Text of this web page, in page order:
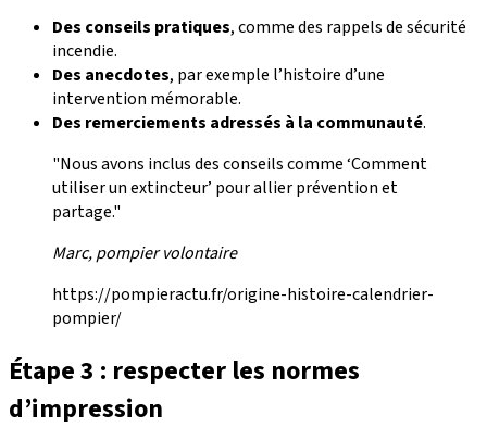
Des conseils pratiques, comme des rappels de sécurité
incendie.
Des anecdotes, par exemple l’histoire d’une
intervention mémorable.
Des remerciements adressés à la communauté.
"Nous avons inclus des conseils comme ‘Comment
utiliser un extincteur’ pour allier prévention et
partage."
Marc, pompier volontaire
https://pompieractu.fr/origine-histoire-calendrier-
pompier/
Étape 3 : respecter les normes
d’impression